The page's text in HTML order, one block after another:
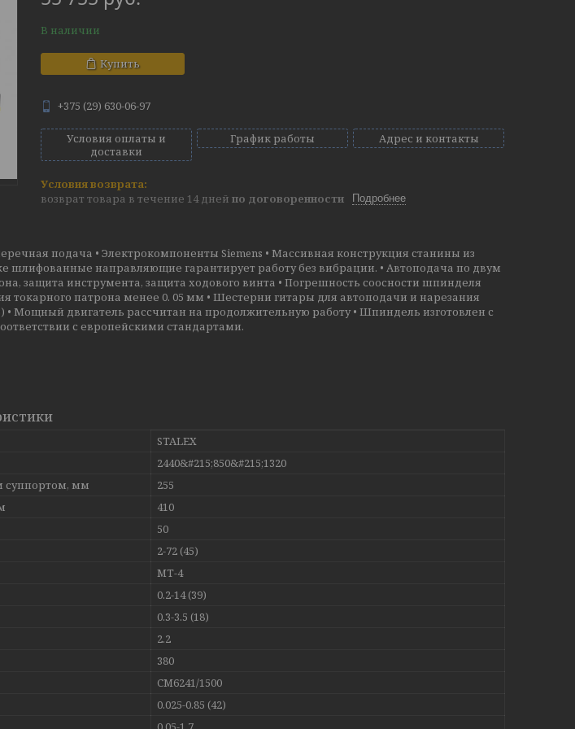
В наличии
Купить
+375 (29) 630-06-97
Условия оплаты и
доставки
График работы Адрес и контакты
возврат товара в течение 14 дней по договоренности Подробнее
подача • Электрокомпоненты Siemens • Массивная конструкция станины из
шлифованные направляющие гарантирует работу без вибрации. • Автоподача по двум
защита инструмента, защита ходового винта • Погрешность соосности шпинделя
токарного патрона менее 0. 05 мм • Шестерни гитары для автоподачи и нарезания
• Мощный двигатель рассчитан на продолжительную работу • Шпиндель изготовлен с
с европейскими стандартами.
STALEX
2440&#215;850&#215;1320
суппортом, мм
255
410
50
2-72 (45)
MT-4
0.2-14 (39)
0.3-3.5 (18)
2.2
380
CM6241/1500
0.025-0.85 (42)